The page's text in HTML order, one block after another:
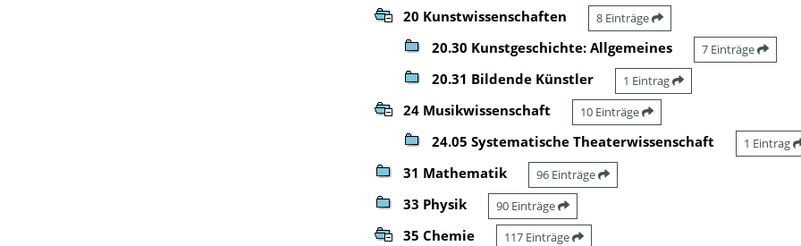
20 Kunstwissenschaften 8 Einträge
20.30 Kunstgeschichte: Allgemeines 7 Einträge
20.31 Bildende Künstler 1 Eintrag
24 Musikwissenschaft 10 Einträge
24.05 Systematische Theaterwissenschaft 1 Eintrag
31 Mathematik 96 Einträge
33 Physik 90 Einträge
35 Chemie 117 Einträge